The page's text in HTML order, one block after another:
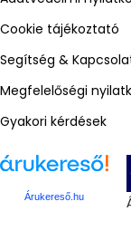
Cookie tájékoztató
Segítség &
Megfelelőségi
Gyakori kérdések
Árukereső.hu